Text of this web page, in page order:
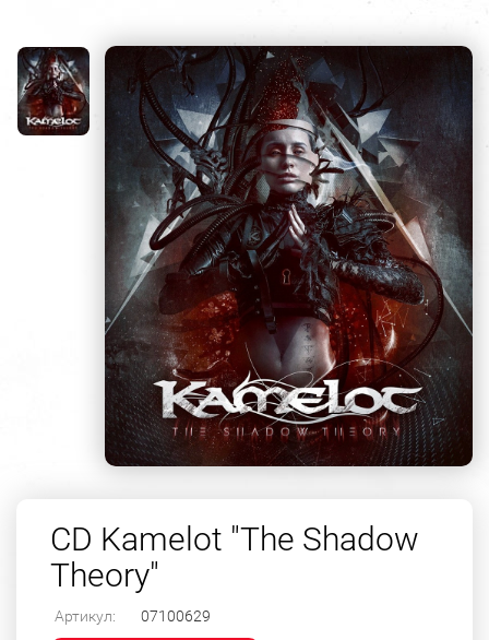
CD Kamelot "The Shadow
Theory"
Артикул: 07100629